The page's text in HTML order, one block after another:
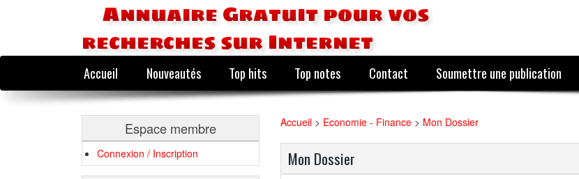
Annuaire Gratuit pour vos
recherches sur Internet
Accueil Nouveautés Top hits Top notes Contact Soumettre une publication
Espace membre
Connexion / Inscription
Accueil > Economie - Finance > Mon Dossier
Mon Dossier